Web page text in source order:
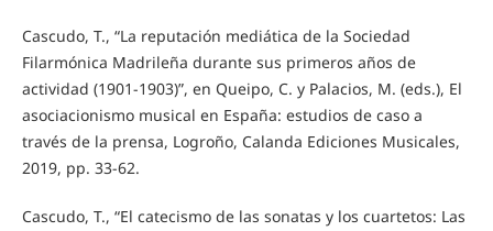
Cascudo, T., “La reputación mediática de la Sociedad
Filarmónica Madrileña durante sus primeros años de
actividad (1901-1903)”, en Queipo, C. y Palacios, M. (eds.), El
asociacionismo musical en España: estudios de caso a
través de la prensa, Logroño, Calanda Ediciones Musicales,
2019, pp. 33-62.
Cascudo, T., “El catecismo de las sonatas y los cuartetos: Las